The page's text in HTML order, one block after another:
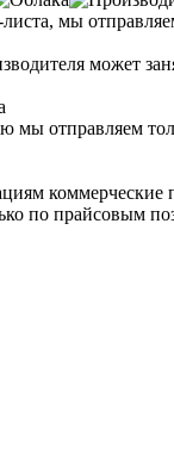
мы
может
мы отправляем
коммерческие
по прайсовым